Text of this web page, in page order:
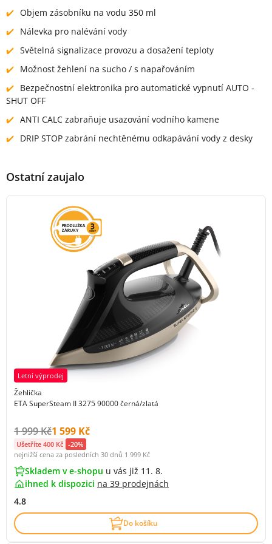
Objem zásobníku na vodu 350 ml
Nálevka pro nalévání vody
Světelná signalizace provozu a dosažení teploty
Možnost žehlení na sucho / s napařováním
Bezpečnostní elektronika pro automatické vypnutí AUTO -
SHUT OFF
ANTI CALC zabraňuje usazování vodního kamene
DRIP STOP zabrání nechtěnému odkapávání vody z desky
Ostatní zaujalo
Letní výprodej
Žehlička
ETA SuperSteam II 3275 90000 černá/zlatá
Původní cena s DPH:
1 999 KčCena s DPH:
1 599 Kč
Ušetříte 400 Kč -20%
nejnižší cena za posledních 30 dnů 1 999 Kč
Skladem v e-shopu u vás již 11. 8.
ihned k dispozici na 39 prodejnách
4.8
Do košíku